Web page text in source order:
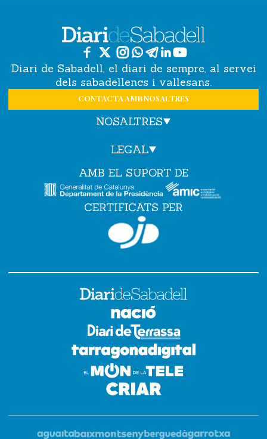
Diari de Sabadell, el diari de sempre, al servei
dels sabadellencs i vallesans.
CONTACTA AMB NOSALTRES
NOSALTRES
LEGAL
AMB EL SUPORT DE
CERTIFICATS PER